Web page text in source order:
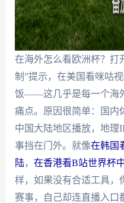
在海外怎么看欧洲杯？打
制”提示，在美国看咪咕
饭——这几乎是每一个海
痛点。原因很简单：国内
中国大陆地区播放，地理
事挡在门外。就像在韩国
陆， 在香港看B站世界杯
样，如果没有合适工具，
赛事，自己却连直播入口